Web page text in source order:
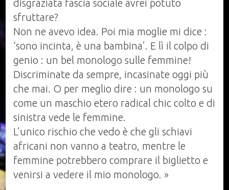
disgraziata fascia sociale avrei potuto
sfruttare?
Non ne avevo idea. Poi mia moglie mi dice :
‘sono incinta, è una bambina’. E lì il colpo di
genio : un bel monologo sulle femmine!
Discriminate da sempre, incasinate oggi più
che mai. O per meglio dire : un monologo su
come un maschio etero radical chic colto e di
sinistra vede le femmine.
L’unico rischio che vedo è che gli schiavi
africani non vanno a teatro, mentre le
femmine potrebbero comprare il biglietto e
venirsi a vedere il mio monologo. »